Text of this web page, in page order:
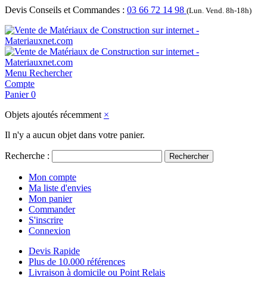
Devis Conseils et Commandes : 03 66 72 14 98 (Lun. Vend. 8h-18h)
Menu Rechercher
Compte
Panier 0
Objets ajoutés récemment ×
Il n'y a aucun objet dans votre panier.
Recherche : Rechercher
Mon compte
Ma liste d'envies
Mon panier
Commander
S'inscrire
Connexion
Devis Rapide
Plus de 10.000 références
Livraison à domicile ou Point Relais